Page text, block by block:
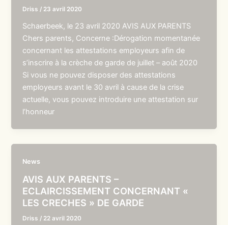
Driss / 23 avril 2020
Schaerbeek, le 23 avril 2020 AVIS AUX PARENTS
Chers parents, Concerne :Dérogation momentanée
concernant les attestations employeurs afin de
s’inscrire à la crèche de garde de juillet – août 2020
Si vous ne pouvez disposer des attestations
employeurs avant le 30 avril à cause de la crise
actuelle, vous pouvez introduire une attestation sur
l’honneur
News
AVIS AUX PARENTS –
ECLAIRCISSEMENT CONCERNANT «
LES CRECHES » DE GARDE
Driss / 22 avril 2020